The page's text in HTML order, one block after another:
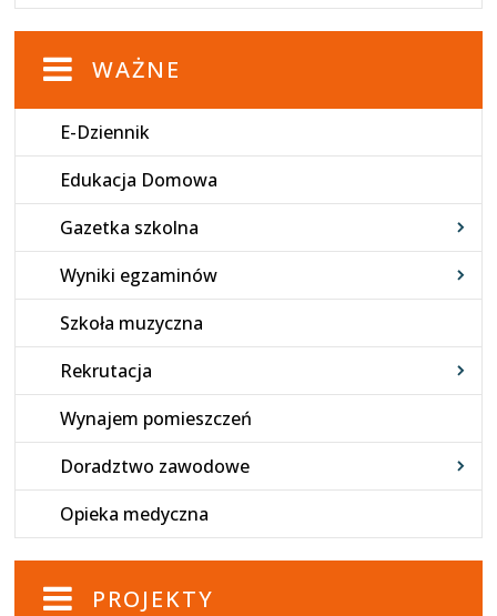
WAŻNE
E-Dziennik
Edukacja Domowa
Gazetka szkolna
Wyniki egzaminów
Szkoła muzyczna
Rekrutacja
Wynajem pomieszczeń
Doradztwo zawodowe
Opieka medyczna
PROJEKTY